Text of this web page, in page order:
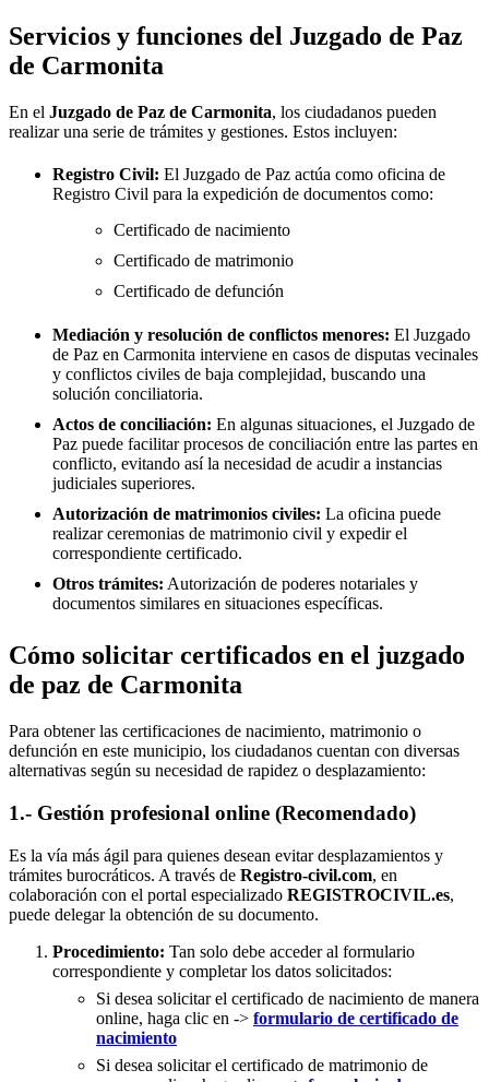
Servicios y funciones del Juzgado de Paz
de Carmonita
En el Juzgado de Paz de Carmonita, los ciudadanos pueden
realizar una serie de trámites y gestiones. Estos incluyen:
Registro Civil: El Juzgado de Paz actúa como oficina de
Registro Civil para la expedición de documentos como:
Certificado de nacimiento
Certificado de matrimonio
Certificado de defunción
Mediación y resolución de conflictos menores: El Juzgado
de Paz en Carmonita interviene en casos de disputas vecinales
y conflictos civiles de baja complejidad, buscando una
solución conciliatoria.
Actos de conciliación: En algunas situaciones, el Juzgado de
Paz puede facilitar procesos de conciliación entre las partes en
conflicto, evitando así la necesidad de acudir a instancias
judiciales superiores.
Autorización de matrimonios civiles: La oficina puede
realizar ceremonias de matrimonio civil y expedir el
correspondiente certificado.
Otros trámites: Autorización de poderes notariales y
documentos similares en situaciones específicas.
Cómo solicitar certificados en el juzgado
de paz de Carmonita
Para obtener las certificaciones de nacimiento, matrimonio o
defunción en este municipio, los ciudadanos cuentan con diversas
alternativas según su necesidad de rapidez o desplazamiento:
1.- Gestión profesional online (Recomendado)
Es la vía más ágil para quienes desean evitar desplazamientos y
trámites burocráticos. A través de Registro-civil.com, en
colaboración con el portal especializado REGISTROCIVIL.es,
puede delegar la obtención de su documento.
Procedimiento: Tan solo debe acceder al formulario
correspondiente y completar los datos solicitados:
Si desea solicitar el certificado de nacimiento de manera
online, haga clic en -> formulario de certificado de
nacimiento
Si desea solicitar el certificado de matrimonio de